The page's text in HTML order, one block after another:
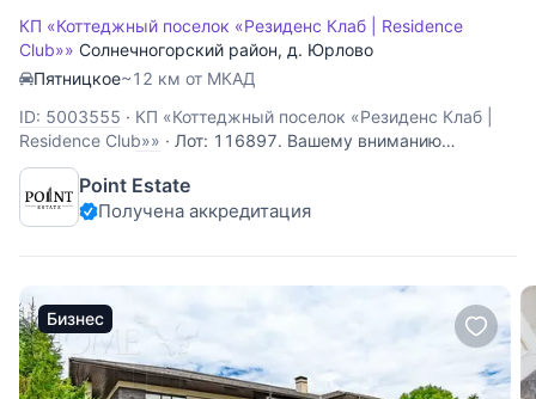
КП «Коттеджный поселок «Резиденс Клаб | Residence
Club»» Солнечногорский район, д. Юрлово
Пятницкое~12 км от МКАД
ID: 5003555 · КП «Коттеджный поселок «Резиденс Клаб |
Residence Club»» · Лот: 116897. Вашему вниманию
предлагается дом 500 кв.м. "под ключ", расположенный
на превосходном участке 27 сотка с дорогими
ландшафтными работами в поселке премиум-класса на
Point Estate
Получена аккредитация
Бизнес